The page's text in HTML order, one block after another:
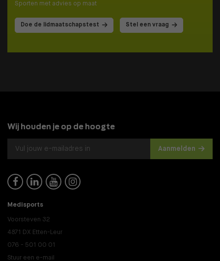
Sporten met advies op maat
Doe de lidmaatschapstest Stel een vraag
Wij houden je op de hoogte
Aanmelden
   
Medisports
Voorsteven 32
4871 DX Etten-Leur
076 - 501 00 01
Stuur een e-mail